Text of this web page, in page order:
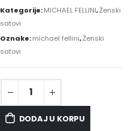
Kategorije:MICHAEL FELLINI,Ženski
satovi
Oznake:michael fellini,Ženski
satovi
DODAJ U KORPU